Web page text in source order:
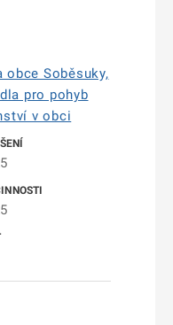
obce Soběsuky,
pro pohyb
v obci